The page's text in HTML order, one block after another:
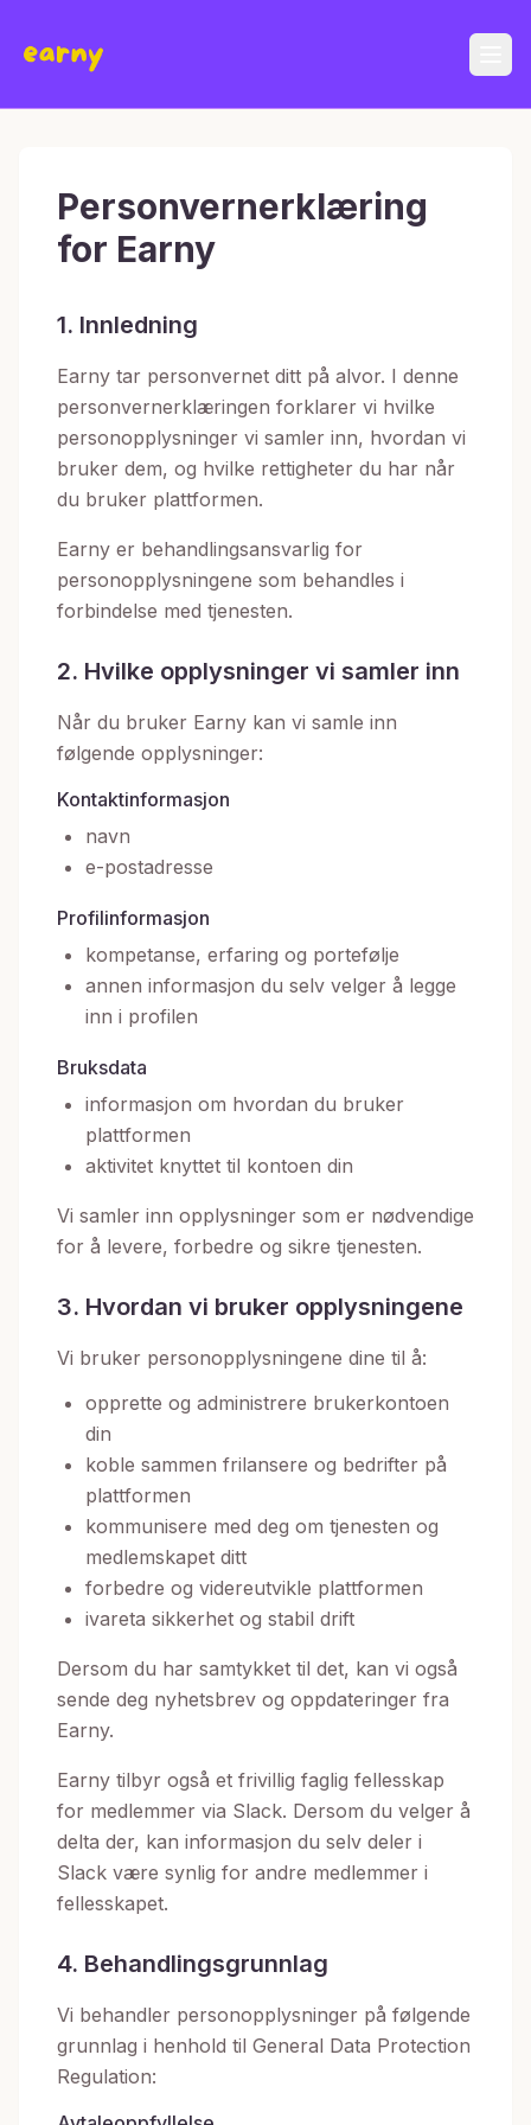
Personvernerklæring
for Earny
1. Innledning
Earny tar personvernet ditt på alvor. I denne
personvernerklæringen forklarer vi hvilke
personopplysninger vi samler inn, hvordan vi
bruker dem, og hvilke rettigheter du har når
du bruker plattformen.
Earny er behandlingsansvarlig for
personopplysningene som behandles i
forbindelse med tjenesten.
2. Hvilke opplysninger vi samler inn
Når du bruker Earny kan vi samle inn
følgende opplysninger:
Kontaktinformasjon
navn
e-postadresse
Profilinformasjon
kompetanse, erfaring og portefølje
annen informasjon du selv velger å legge
inn i profilen
Bruksdata
informasjon om hvordan du bruker
plattformen
aktivitet knyttet til kontoen din
Vi samler inn opplysninger som er nødvendige
for å levere, forbedre og sikre tjenesten.
3. Hvordan vi bruker opplysningene
Vi bruker personopplysningene dine til å:
opprette og administrere brukerkontoen
din
koble sammen frilansere og bedrifter på
plattformen
kommunisere med deg om tjenesten og
medlemskapet ditt
forbedre og videreutvikle plattformen
ivareta sikkerhet og stabil drift
Dersom du har samtykket til det, kan vi også
sende deg nyhetsbrev og oppdateringer fra
Earny.
Earny tilbyr også et frivillig faglig fellesskap
for medlemmer via Slack. Dersom du velger å
delta der, kan informasjon du selv deler i
Slack være synlig for andre medlemmer i
fellesskapet.
4. Behandlingsgrunnlag
Vi behandler personopplysninger på følgende
grunnlag i henhold til General Data Protection
Regulation: